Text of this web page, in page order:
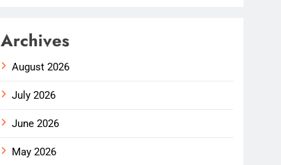
Archives
August 2026
July 2026
June 2026
May 2026